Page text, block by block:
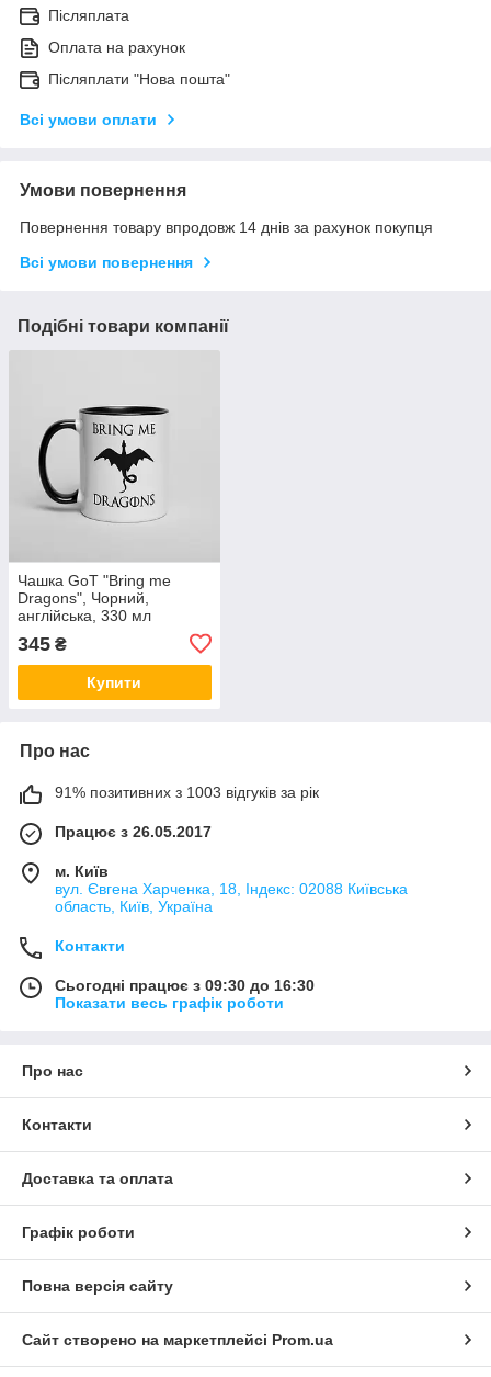
Післяплата
Оплата на рахунок
Післяплати "Нова пошта"
Всі умови оплати
Умови повернення
Повернення товару впродовж 14 днів за рахунок покупця
Всі умови повернення
Подібні товари компанії
Чашка GoT "Bring me
Dragons", Чорний,
англійська, 330 мл
345 ₴
Купити
Про нас
91% позитивних з 1003 відгуків за рік
Працює з 26.05.2017
м. Київ
вул. Євгена Харченка, 18, Індекс: 02088 Київська
область, Київ, Україна
Контакти
Сьогодні працює з 09:30 до 16:30
Показати весь графік роботи
Про нас
Контакти
Доставка та оплата
Графік роботи
Повна версія сайту
Сайт створено на маркетплейсі Prom.ua